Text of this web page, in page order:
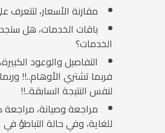
مقارنة الأسعار، لتتعرف
باقات الخدمات، هل
الخدمات؟
التفاصيل والوعود
فربما تشتري الأوهام..!!
لنفس النتيجة السابقة..!!
مراجعة وصيانة،
للغاية، وفي حالة التباطؤ في